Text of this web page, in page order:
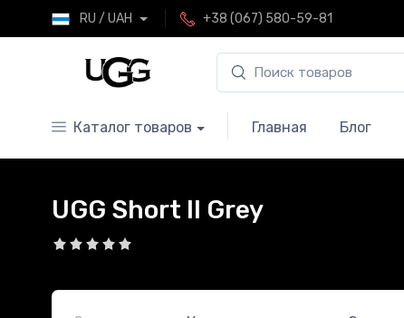
RU / UAH +38 (067) 580-59-81
Каталог товаров Главная Блог
UGG Short II Grey